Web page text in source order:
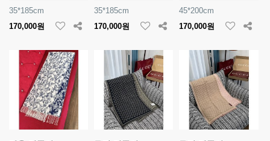
35*185cm
170,000원
35*185cm
170,000원
45*200cm
170,000원